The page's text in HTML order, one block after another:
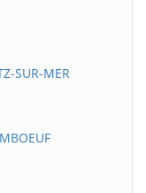
SUR-MER